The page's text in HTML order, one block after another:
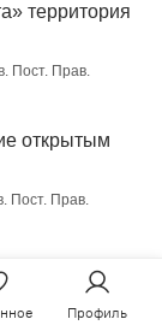
территория
Пост. Прав.
открытым
Пост. Прав.
Пост. Прав.
Профиль